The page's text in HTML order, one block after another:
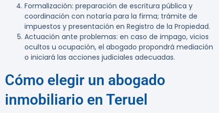
Formalización: preparación de escritura pública y
coordinación con notaría para la firma; trámite de
impuestos y presentación en Registro de la Propiedad.
Actuación ante problemas: en caso de impago, vicios
ocultos u ocupación, el abogado propondrá mediación
o iniciará las acciones judiciales adecuadas.
Cómo elegir un abogado
inmobiliario en Teruel